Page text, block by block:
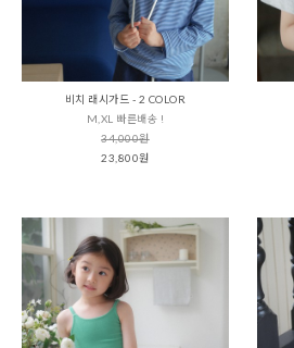
비치 래시가드 - 2 COLOR
M,XL 빠른배송 !
34,000원
23,800원